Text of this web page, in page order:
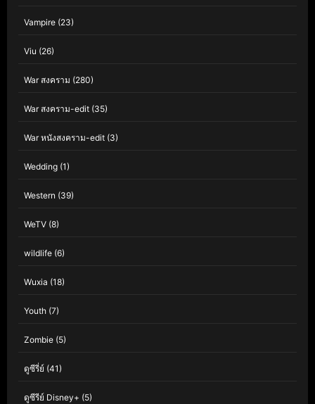
Vampire (23)
Viu (26)
War สงคราม (280)
War สงคราม-edit (35)
War หนังสงคราม-edit (3)
Wedding (1)
Western (39)
WeTV (8)
wildlife (6)
Wuxia (18)
Youth (7)
Zombie (5)
ดูซีรี่ย์ (41)
ดูซีรีย์ Disney+ (5)